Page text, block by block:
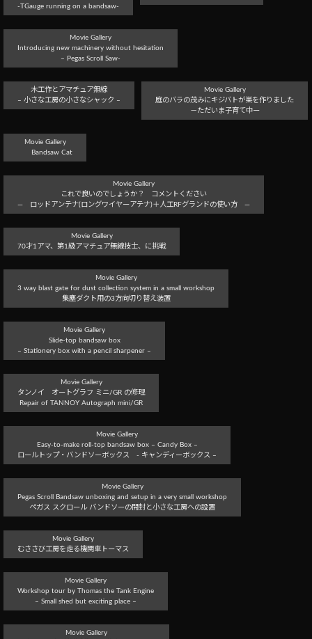
-TGauge running on a bandsaw-
Movie Gallery
Introducing new machinery without hesitation
– Pegas Scroll Saw-
木工作とアマチュア無線
– 小さな工房の小さなシャック –
Movie Gallery
庭のバラの茂みにキジバトが巣を作りました
－ただいま子育て中ー
Movie Gallery
Bandsaw Cat
Movie Gallery
これで良いのでしょうか？ コメントください
― ロッドアンテナ(ロングワイヤーアテナ)＋人工RFグランドの使い方 ―
Movie Gallery
70才1アマ、第1級アマチュア無線技士、に挑戦
Movie Gallery
3 way blast gate for dust collection system in a small workshop
集塵ダクト用の3方向切り替え装置
Movie Gallery
Slide-top bandsaw box
– Stationery box with a pencil sharpener –
Movie Gallery
タンノイ オートグラフ ミニ/GR の修理
Repair of TANNOY Autograph mini/GR
Movie Gallery
Easy-to-make roll-top bandsaw box – Candy Box –
ロールトップ・バンドソーボックス - キャンディーボックス –
Movie Gallery
Pegas Scroll Bandsaw unboxing and setup in a very small workshop
ぺガス スクロール バンドソーの開封と小さな工房への設置
Movie Gallery
むささび工房を走る機関車トーマス
Movie Gallery
Workshop tour by Thomas the Tank Engine
– Small shed but exciting place –
Movie Gallery